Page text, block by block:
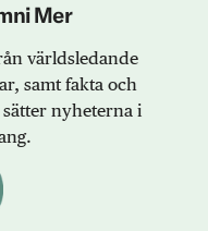
Mer
världsledande
samt fakta och
nyheterna i